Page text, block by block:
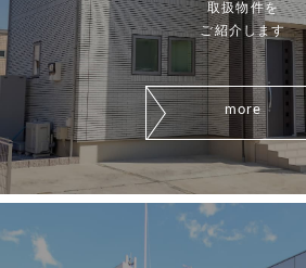
取扱物件を
ご紹介します
more